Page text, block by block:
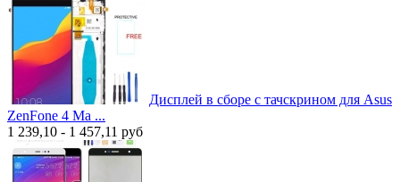
Дисплей в сборе с тачскрином для Asus
ZenFone 4 Ma ...
1 239,10 - 1 457,11 руб